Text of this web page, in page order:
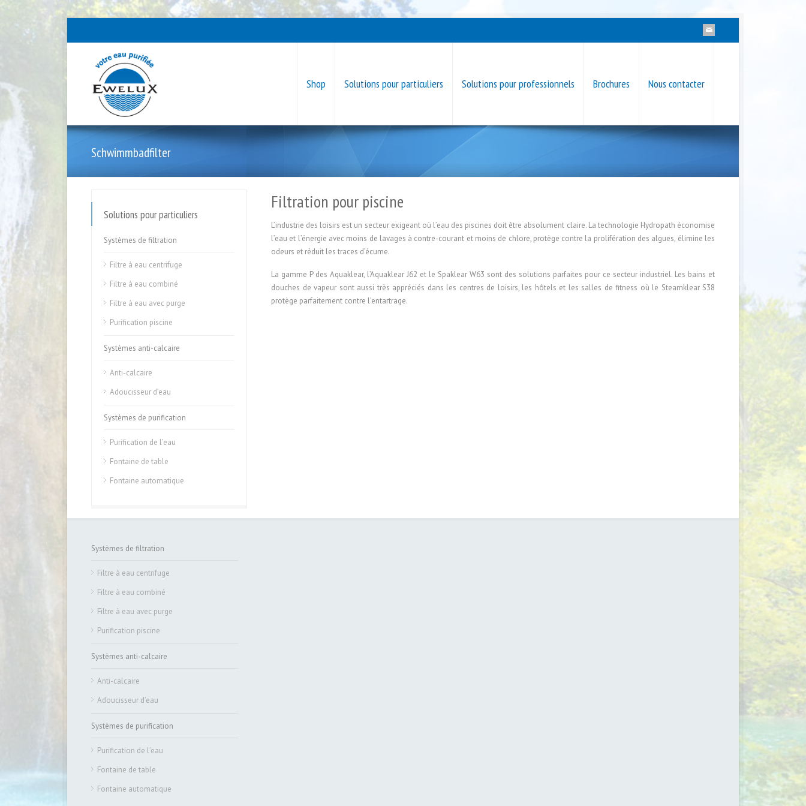
Shop Solutions pour particuliers Solutions pour professionnels Brochures Nous contacter
Schwimmbadfilter
Filtration pour piscine
L’industrie des loisirs est un secteur exigeant où l’eau des piscines doit être absolument claire. La technologie Hydropath économise
l’eau et l’énergie avec moins de lavages à contre-courant et moins de chlore, protège contre la prolifération des algues, élimine les
odeurs et réduit les traces d’écume.
La gamme P des Aquaklear, l’Aquaklear J62 et le Spaklear W63 sont des solutions parfaites pour ce secteur industriel. Les bains et
douches de vapeur sont aussi très appréciés dans les centres de loisirs, les hôtels et les salles de fitness où le Steamklear S38
protège parfaitement contre l’entartrage.
Solutions pour particuliers
Systèmes de filtration
Filtre à eau centrifuge
Filtre à eau combiné
Filtre à eau avec purge
Purification piscine
Systèmes anti-calcaire
Anti-calcaire
Adoucisseur d’eau
Systèmes de purification
Purification de l’eau
Fontaine de table
Fontaine automatique
Systèmes de filtration
Filtre à eau centrifuge
Filtre à eau combiné
Filtre à eau avec purge
Purification piscine
Systèmes anti-calcaire
Anti-calcaire
Adoucisseur d’eau
Systèmes de purification
Purification de l’eau
Fontaine de table
Fontaine automatique